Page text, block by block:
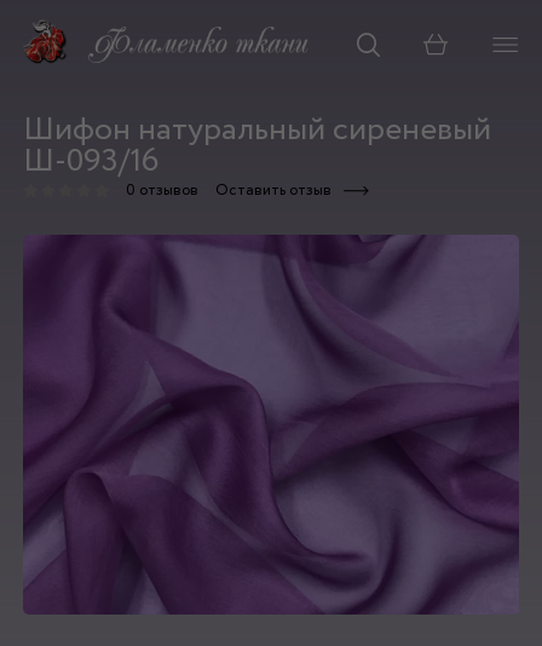
Корзина
Шифон натуральный сиреневый
Ш-093/16
0 отзывов Оставить отзыв